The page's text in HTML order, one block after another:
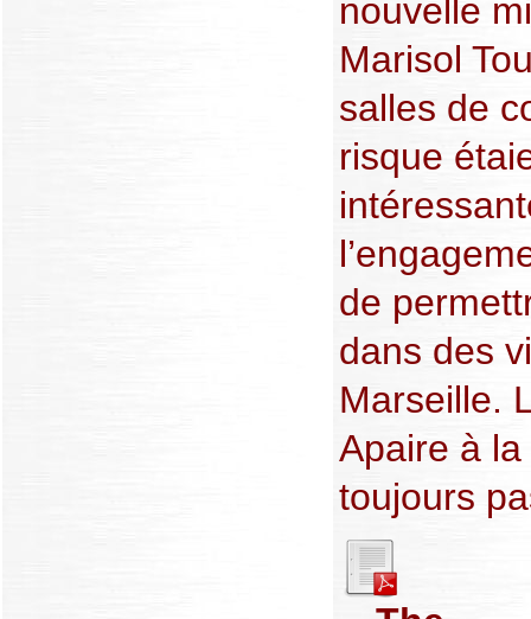
nouvelle
Marisol
salles de
risque
de
dans des
Marseille.
Apaire à la
toujours